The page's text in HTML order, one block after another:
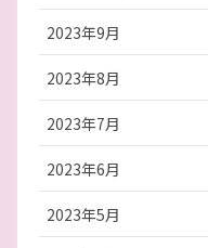
2023年9月
2023年8月
2023年7月
2023年6月
2023年5月